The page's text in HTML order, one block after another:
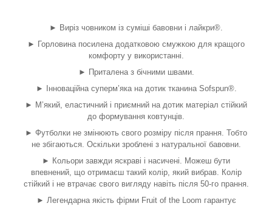
► Виріз човником із суміші бавовни і лайкри®.
► Горловина посилена додатковою смужкою для кращого
комфорту у використанні.
► Приталена з бічними швами.
► Інноваційна суперм’яка на дотик тканина Sofspun®.
► М’який, еластичний і приємний на дотик матеріал стійкий
до формування ковтунців.
► Футболки не змінюють свого розміру після прання. Тобто
не збігаються. Оскільки зроблені з натуральної бавовни.
► Кольори завжди яскраві і насичені. Можеш бути
впевнений, що отримаєш такий колір, який вибрав. Колір
стійкий і не втрачає свого вигляду навіть після 50-го прання.
► Легендарна якість фірми Fruit of the Loom гарантує